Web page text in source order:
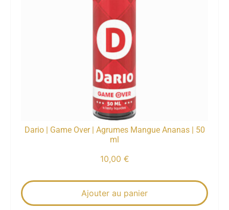
Dario | Game Over | Agrumes Mangue Ananas | 50
ml
10,00 €
Ajouter au panier